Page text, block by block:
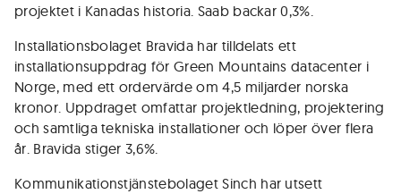
projektet i Kanadas historia. Saab backar 0,3%.
Installationsbolaget Bravida har tilldelats ett
installationsuppdrag för Green Mountains datacenter i
Norge, med ett ordervärde om 4,5 miljarder norska
kronor. Uppdraget omfattar projektledning, projektering
och samtliga tekniska installationer och löper över flera
år. Bravida stiger 3,6%.
Kommunikationstjänstebolaget Sinch har utsett